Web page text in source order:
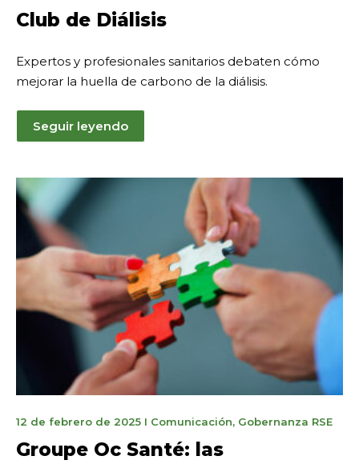
mai
2026
Club de Diálisis
Expertos y profesionales sanitarios debaten cómo
mejorar la huella de carbono de la diálisis.
Seguir leyendo
12 de febrero de 20253
marzo
I Comunicación, Gobernanza RSE
Groupe Oc Santé: las